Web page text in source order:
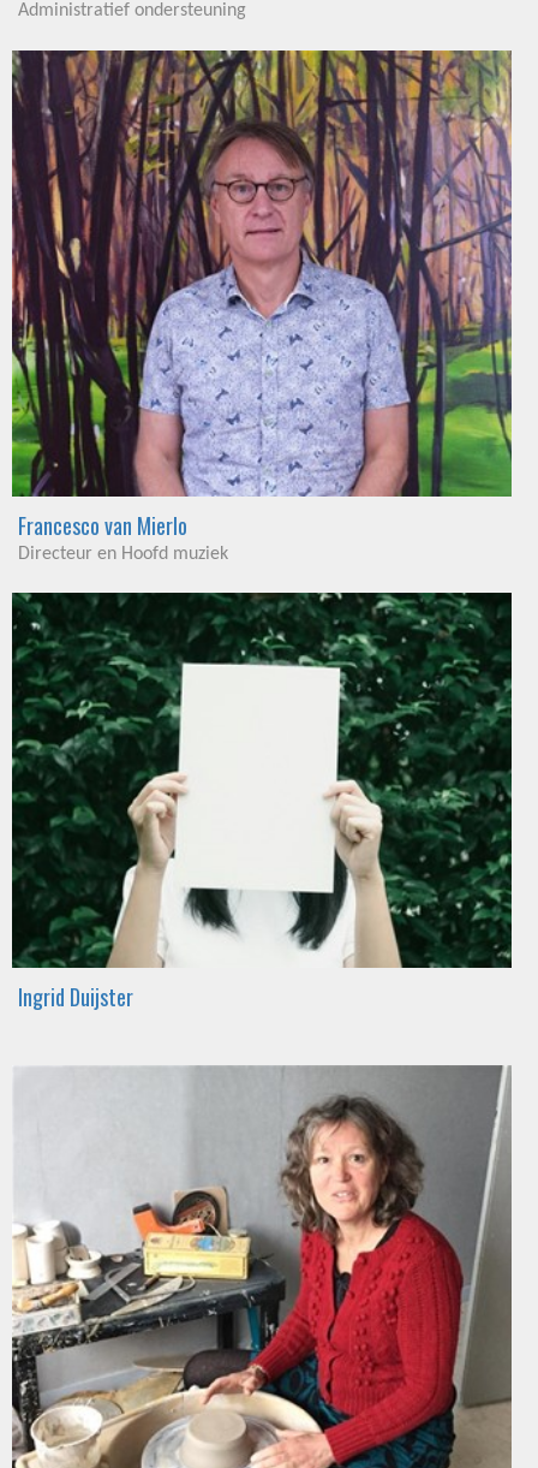
Administratief ondersteuning
Francesco van Mierlo
Directeur en Hoofd muziek
Ingrid Duijster